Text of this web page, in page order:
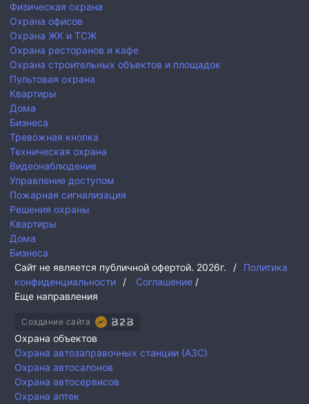
Физическая охрана
Охрана офисов
Охрана ЖК и ТСЖ
Охрана ресторанов и кафе
Охрана строительных объектов и площадок
Пультовая охрана
Квартиры
Дома
Бизнеса
Тревожная кнопка
Техническая охрана
Видеонаблюдение
Управление доступом
Пожарная сигнализация
Решения охраны
Квартиры
Дома
Бизнеса
Сайт не является публичной офертой. 2026г. /
Политика
конфиденциальности
/ Соглашение /
Еще направления
Создание сайта
Охрана объектов
Охрана автозаправочных станции (АЗС)
Охрана автосалонов
Охрана автосервисов
Охрана аптек